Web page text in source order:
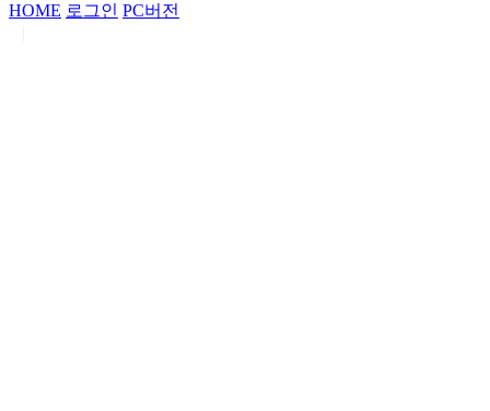
HOME 로그인 PC버전